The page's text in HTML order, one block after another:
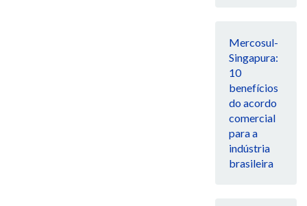
Mercosul-
Singapura:
10
benefícios
do acordo
comercial
para a
indústria
brasileira